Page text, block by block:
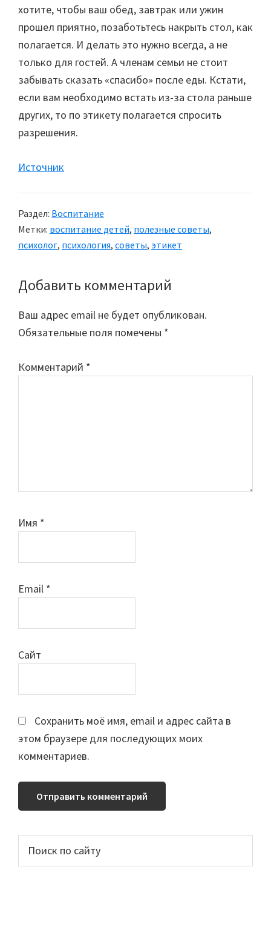
хотите, чтобы ваш обед, завтрак или ужин
прошел приятно, позаботьтесь накрыть стол, как
полагается. И делать это нужно всегда, а не
только для гостей. А членам семьи не стоит
забывать сказать «спасибо» после еды. Кстати,
если вам необходимо встать из-за стола раньше
других, то по этикету полагается спросить
разрешения.
Источник
Раздел: Воспитание
Метки: воспитание детей, полезные советы,
психолог, психология, советы, этикет
Reader
Interactions
Добавить комментарий
Ваш адрес email не будет опубликован.
Обязательные поля помечены *
Комментарий *
Имя *
Email *
Сайт
Сохранить моё имя, email и адрес сайта в
этом браузере для последующих моих
комментариев.
Основной
сайдбар